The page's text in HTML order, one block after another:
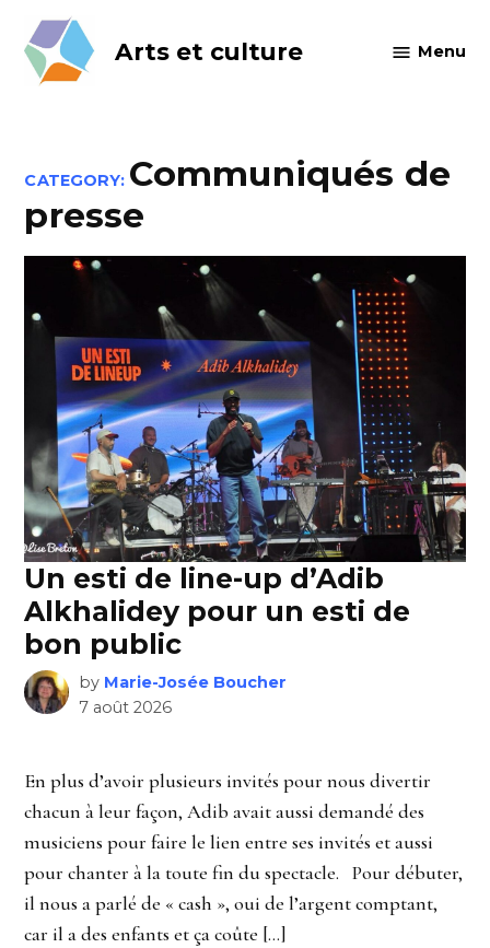
content
Arts et culture Menu
CATEGORY: Communiqués de
presse
Un esti de line-up d’Adib
Alkhalidey pour un esti de
bon public
by Marie-Josée Boucher
7 août 2026
En plus d’avoir plusieurs invités pour nous divertir
chacun à leur façon, Adib avait aussi demandé des
musiciens pour faire le lien entre ses invités et aussi
pour chanter à la toute fin du spectacle. Pour débuter,
il nous a parlé de « cash », oui de l’argent comptant,
car il a des enfants et ça coûte […]